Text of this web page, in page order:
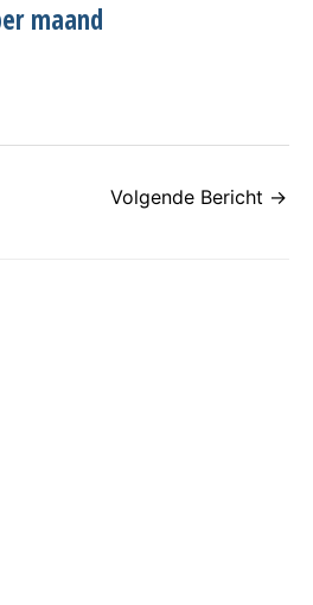
maand
Volgende Bericht →